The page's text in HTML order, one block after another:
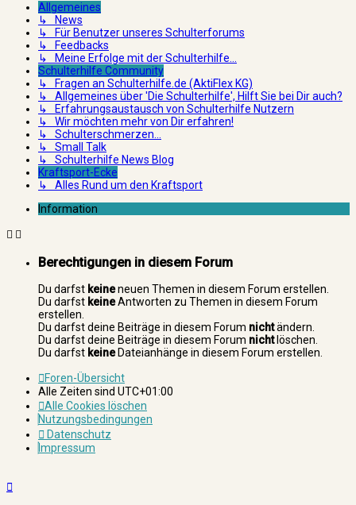
Allgemeines
↳ News
↳ Für Benutzer unseres Schulterforums
↳ Feedbacks
↳ Meine Erfolge mit der Schulterhilfe...
Schulterhilfe Community
↳ Fragen an Schulterhilfe.de (AktiFlex KG)
↳ Allgemeines über 'Die Schulterhilfe', Hilft Sie bei Dir auch?
↳ Erfahrungsaustausch von Schulterhilfe Nutzern
↳ Wir möchten mehr von Dir erfahren!
↳ Schulterschmerzen...
↳ Small Talk
↳ Schulterhilfe News Blog
Kraftsport-Ecke
↳ Alles Rund um den Kraftsport
Information
Berechtigungen in diesem Forum
Du darfst keineneuen Themen in diesem Forum erstellen.
Du darfst keineAntworten zu Themen in diesem Forum
erstellen.
Du darfst deine Beiträge in diesem Forum nichtändern.
Du darfst deine Beiträge in diesem Forum nichtlöschen.
Du darfst keineDateianhänge in diesem Forum erstellen.
Foren-Übersicht
Alle Zeiten sind UTC+01:00
Alle Cookies löschen
Nutzungsbedingungen
Datenschutz
Impressum